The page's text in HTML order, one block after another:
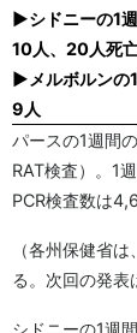
▶シドニーの1
10人、20人死
▶メルボルンの
9人
パースの1週間
RAT検査）。1
PCR検査数は
（各州保健省
る。次回の発表
シドニーの1週